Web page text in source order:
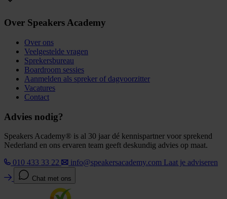
Over Speakers Academy
Over ons
Veelgestelde vragen
Sprekersbureau
Boardroom sessies
Aanmelden als spreker of dagvoorzitter
Vacatures
Contact
Advies nodig?
Speakers Academy® is al 30 jaar dé kennispartner voor sprekend
Nederland en ons ervaren team geeft deskundig advies op maat.
010 433 33 22
info@speakersacademy.com Laat je adviseren
Chat met ons